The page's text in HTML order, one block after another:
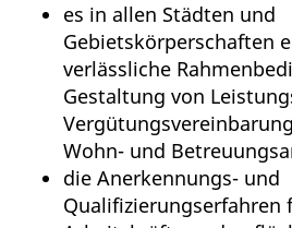
es in allen Städten und
Gebietskörperschaften
verlässliche
Gestaltung von
Wohn- und
die Anerkennungs- und
Qualifizierungserfahren